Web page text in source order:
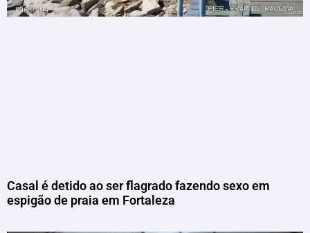
Casal é detido ao ser flagrado fazendo sexo em
espigão de praia em Fortaleza